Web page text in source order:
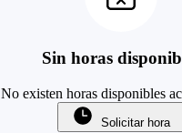
Sin horas
No existen horas disponibles
Solicitar hora